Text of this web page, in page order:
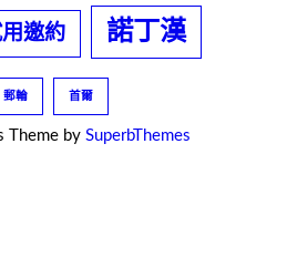
邀約 諾丁漢
郵輪 首爾
Theme by SuperbThemes